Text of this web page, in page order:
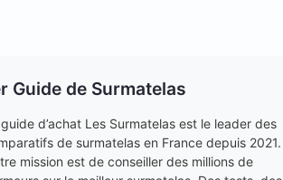
Guide de Surmatelas
d’achat Les Surmatelas est le leader des
de surmatelas en France depuis 2021.
mission est de conseiller des millions de